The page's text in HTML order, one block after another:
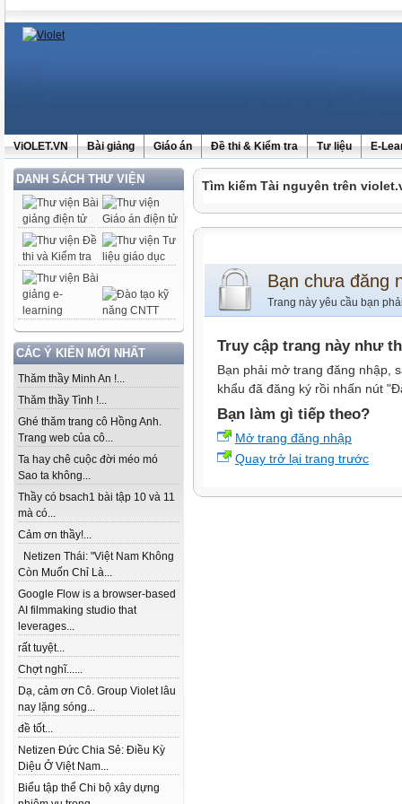
ViOLET.VN Bài giảng Giáo án Đề thi & Kiểm tra Tư liệu E-
DANH SÁCH THƯ VIỆN
CÁC Ý KIẾN MỚI NHẤT
Thăm thầy Minh An !...
Thăm thầy Tình !...
Ghé thăm trang cô Hồng Anh.
Trang web của cô...
Ta hay chê cuộc đời méo mó
Sao ta không...
Thầy có bsach1 bài tập 10 và 11
mà có...
Cảm ơn thầy!...
Netizen Thái: "Việt Nam Không
Còn Muốn Chỉ Là...
Google Flow is a browser-based
AI filmmaking studio that
leverages...
rất tuyệt...
Chợt nghĩ......
Dạ, cảm ơn Cô. Group Violet lâu
nay lặng sóng...
đề tốt...
Netizen Đức Chia Sẻ: Điều Kỳ
Diệu Ở Việt Nam...
Biểu tập thể Chi bộ xây dựng
Tìm kiếm Tài nguyên trên
Bạn chưa đăng
Trang này yêu cầu bạn
Truy cập trang này như
Bạn phải mở trang đăng nhập,
khẩu đã đăng ký rồi nhấn nút
Bạn làm gì tiếp theo?
Mở trang đăng nhập
Quay trở lại trang trước